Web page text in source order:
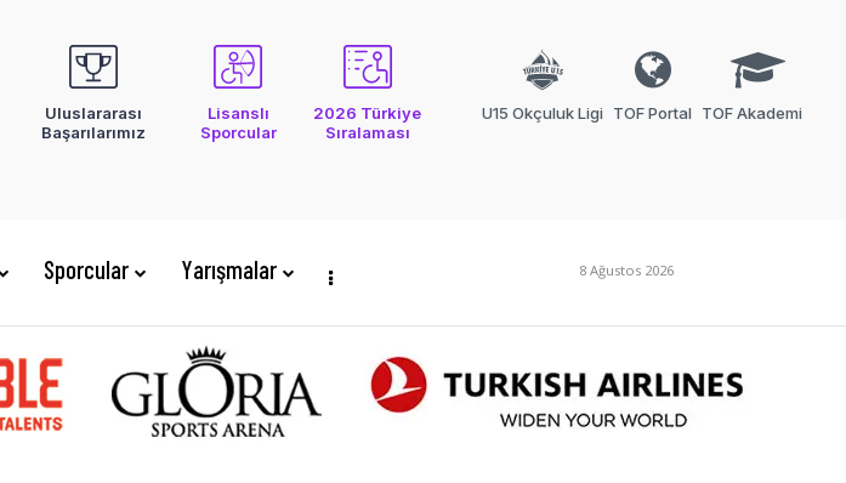
Uluslararası
Başarılarımız
Lisanslı
Sporcular
2026 Türkiye
Sıralaması
U15 Okçuluk Ligi TOF Portal TOF Akademi
Sporcular Yarışmalar 8 Ağustos 2026